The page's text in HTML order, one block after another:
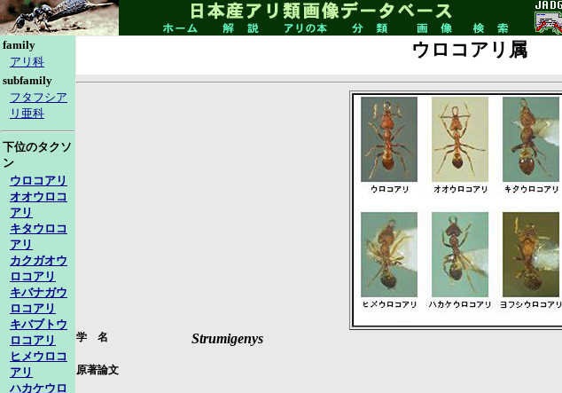
family
アリ科
subfamily
フタフシア
リ亜科
下位のタクソ
ン
ウロコアリ
オオウロコ
アリ
キタウロコ
アリ
カクガオウ
ロコアリ
キバナガウ
ロコアリ
キバブトウ
ロコアリ
ヒメウロコ
アリ
ハカケウロ
ウロコアリ属
学 名 Strumigenys
原著論文